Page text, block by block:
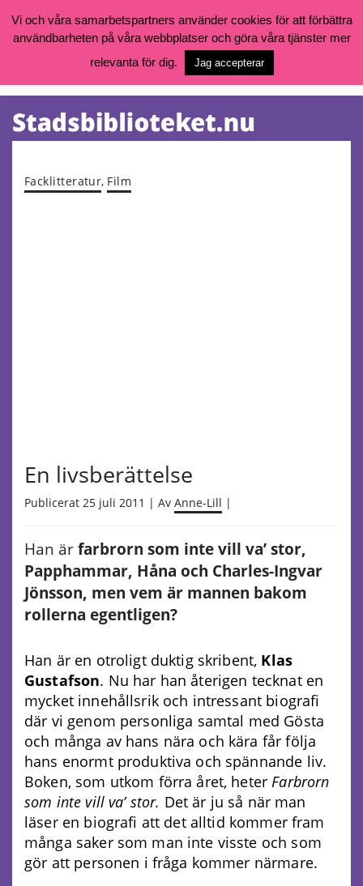
Vill du söka böcker, logga in på ditt bibliotekskonto eller nå övriga
goteborg.se/bibliotek
Öppettider, katalog och kontakt
Tjänster
Facklitteratur, Film
En livsberättelse
Publicerat 25 juli 2011 | Av Anne-Lill |
Han ärfarbrorn som inte vill va’ stor,
Papphammar, Håna och Charles-Ingvar
Jönsson, men vem är mannen bakom
rollerna egentligen?
Han är en otroligt duktig skribent, Klas
Gustafson. Nu har han återigen tecknat en
mycket innehållsrik och intressant biografi
där vi genom personliga samtal med Gösta
och många av hans nära och kära får följa
hans enormt produktiva och spännande liv.
Boken, som utkom förra året, heter Farbrorn
som inte vill va’ stor. Det är ju så när man
läser en biografi att det alltid kommer fram
många saker som man inte visste och som
gör att personen i fråga kommer närmare.
Vi och våra samarbetspartners använder cookies för att förbättra
användbarheten på våra webbplatser och göra våra tjänster mer
relevanta för dig.
Jag accepterar